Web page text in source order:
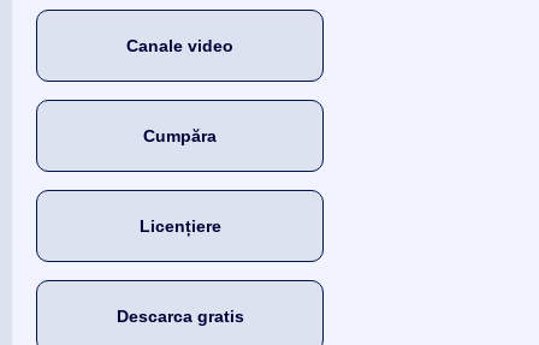
Canale video
Cumpăra
Licențiere
Descarca gratis